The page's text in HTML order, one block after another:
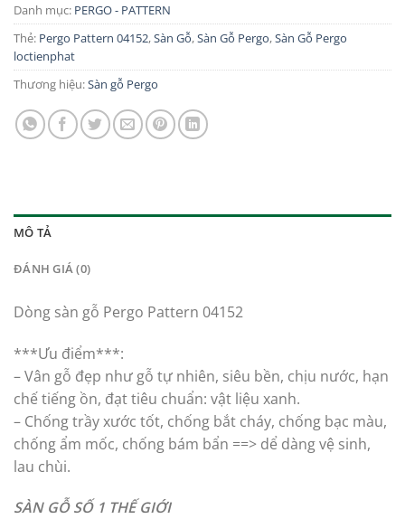
Danh mục: PERGO - PATTERN
Thẻ: Pergo Pattern 04152,Sàn Gỗ,Sàn Gỗ Pergo,Sàn Gỗ Pergo
loctienphat
Thương hiệu:Sàn gỗ Pergo
MÔ TẢ
ĐÁNH GIÁ (0)
Dòng sàn gỗ Pergo Pattern 04152
***Ưu điểm***:
– Vân gỗ đẹp như gỗ tự nhiên, siêu bền, chịu nước, hạn
chế tiếng ồn, đạt tiêu chuẩn: vật liệu xanh.
– Chống trầy xước tốt, chống bắt cháy, chống bạc màu,
chống ẩm mốc, chống bám bẩn ==> dể dàng vệ sinh,
lau chùi.
SÀN GỖ SỐ 1 THẾ GIỚI